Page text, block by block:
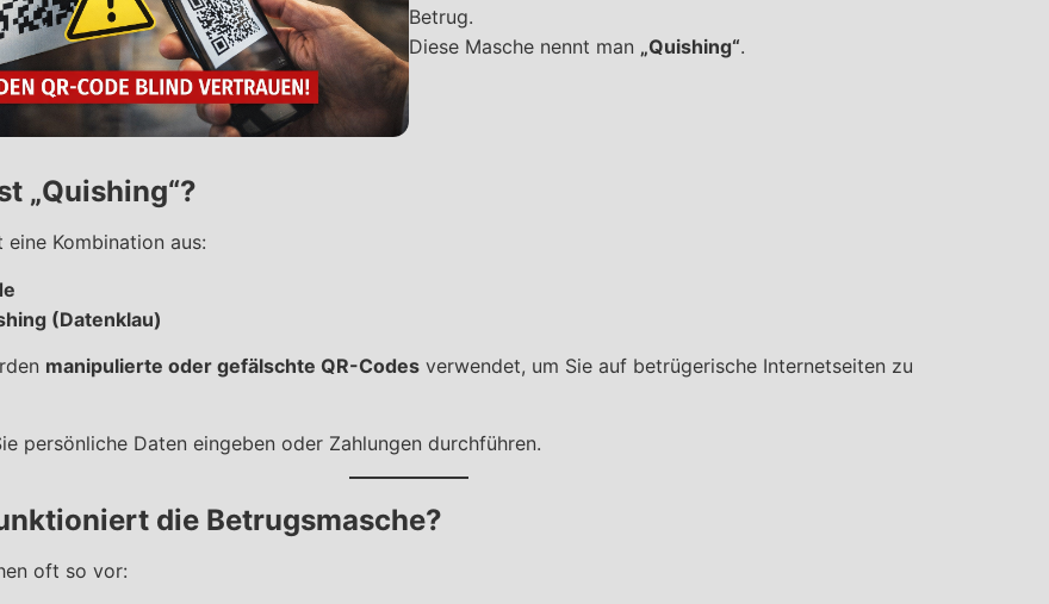
Betrug.
Diese Masche nennt man „Quishing“.
„Quishing“?
eine Kombination aus:
(Datenklau)
manipulierte oder gefälschte QR-Codes verwendet, um Sie auf betrügerische Internetseiten zu
persönliche Daten eingeben oder Zahlungen durchführen.
die Betrugsmasche?
oft so vor: